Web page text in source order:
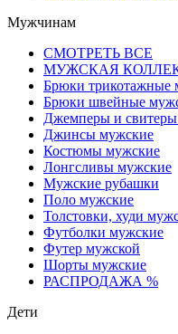
Мужчинам
СМОТРЕТЬ ВСЕ
МУЖСКАЯ
Брюки трикотажные
Брюки швейные
Джемперы и
Джинсы мужские
Костюмы мужские
Лонгсливы мужские
Мужские рубашки
Поло мужские
Толстовки, худи
Футболки мужские
Футер мужской
Шорты мужские
РАСПРОДАЖА %
Дети